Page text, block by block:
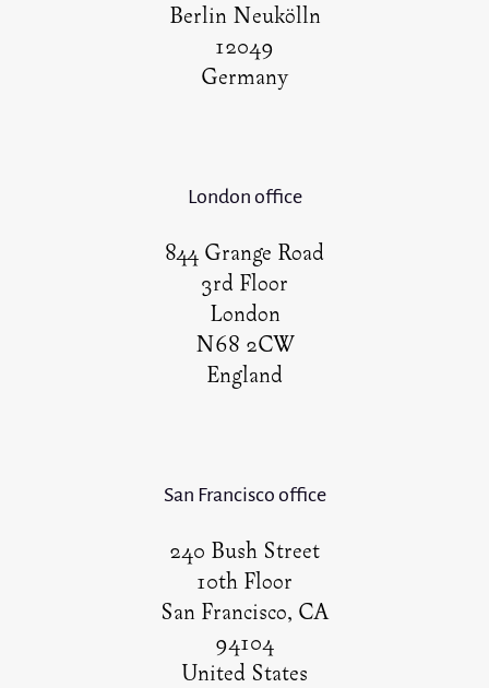
Berlin Neukölln
12049
Germany
London office
844 Grange Road
3rd Floor
London
N68 2CW
England
San Francisco office
240 Bush Street
10th Floor
San Francisco, CA
94104
United States